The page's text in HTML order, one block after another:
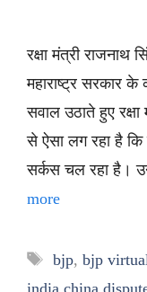
रक्षा मंत्री
महाराष्ट्र सरकार के
सवाल उठाते हुए रक्षा
से ऐसा लग रहा है
सर्कस चल रहा है।
more
Tags
bjp, bjp